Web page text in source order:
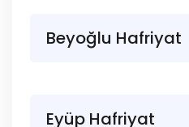
Beyoğlu Hafriyat
Eyüp Hafriyat